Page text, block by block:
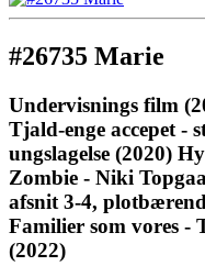
#26735 Marie
Undervisnings film
Tjald-enge accepet -
ungslagelse (2020)
Zombie - Niki
afsnit 3-4,
Familier som vores -
(2022)